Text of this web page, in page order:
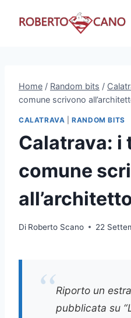
Home / Random bits /
comune scrivono
CALATRAVA |RANDOM BITS
Calatrava: i
comune
Di Roberto Scano 22
Riporto un
pubblicata su